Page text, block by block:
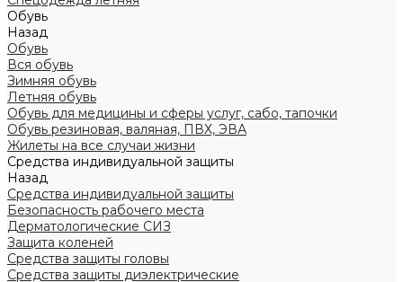
Обувь
Назад
Обувь
Вся обувь
Зимняя обувь
Летняя обувь
Обувь для медицины и сферы услуг, сабо, тапочки
Обувь резиновая, валяная, ПВХ, ЭВА
Жилеты на все случаи жизни
Средства индивидуальной защиты
Назад
Средства индивидуальной защиты
Безопасность рабочего места
Дерматологические СИЗ
Защита коленей
Средства защиты головы
Средства защиты диэлектрические